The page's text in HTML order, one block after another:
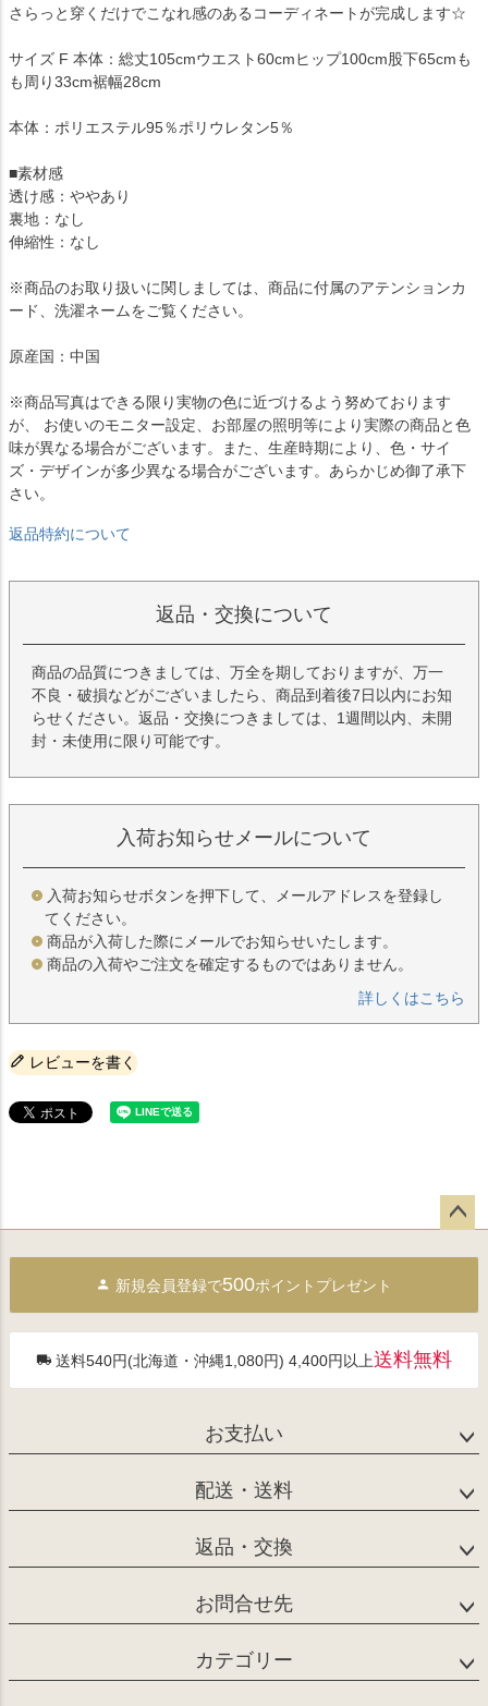
さらっと穿くだけでこなれ感のあるコーディネートが完成します☆
サイズ F 本体：総丈105cmウエスト60cmヒップ100cm股下65cmも
も周り33cm裾幅28cm
本体：ポリエステル95％ポリウレタン5％
■素材感
透け感：ややあり
裏地：なし
伸縮性：なし
※商品のお取り扱いに関しましては、商品に付属のアテンションカ
ード、洗濯ネームをご覧ください。
原産国：中国
※商品写真はできる限り実物の色に近づけるよう努めております
が、 お使いのモニター設定、お部屋の照明等により実際の商品と色
味が異なる場合がございます。また、生産時期により、色・サイ
ズ・デザインが多少異なる場合がございます。あらかじめ御了承下
さい。
返品特約について
返品・交換について
商品の品質につきましては、万全を期しておりますが、万一
不良・破損などがございましたら、商品到着後7日以内にお知
らせください。返品・交換につきましては、1週間以内、未開
封・未使用に限り可能です。
入荷お知らせメールについて
入荷お知らせボタンを押下して、メールアドレスを登録し
てください。
商品が入荷した際にメールでお知らせいたします。
商品の入荷やご注文を確定するものではありません。
詳しくはこちら
レビューを書く
へ
新規会員登録で500ポイントプレゼント
送料540円(北海道・沖縄1,080円) 4,400円以上送料無料
お支払い
配送・送料
返品・交換
お問合せ先
カテゴリー